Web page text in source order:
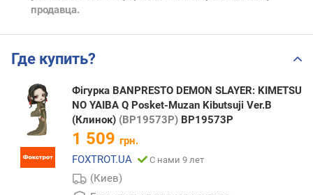
продавца.
Где купить?
Фігурка BANPRESTO DEMON SLAYER: KIMETSU
NO YAIBA Q Posket-Muzan Kibutsuji Ver.B
(Клинок) (BP19573P) BP19573P
1 509 грн.
FOXTROT.UA
С нами 9 лет
(Киев)